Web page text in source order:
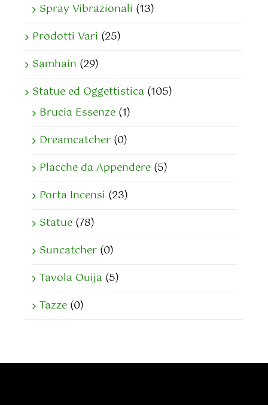
Spray Vibrazionali (13)
Prodotti Vari (25)
Samhain (29)
Statue ed Oggettistica (105)
Brucia Essenze (1)
Dreamcatcher (0)
Placche da Appendere (5)
Porta Incensi (23)
Statue (78)
Suncatcher (0)
Tavola Ouija (5)
Tazze (0)